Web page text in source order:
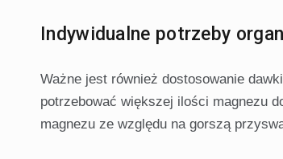
Indywidualne potrzeby
Ważne jest również dostosowanie
potrzebować większej ilości magnezu
magnezu ze względu na gorszą